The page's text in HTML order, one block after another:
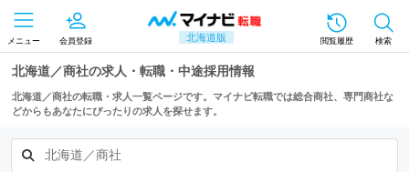
北海道版
メニュー 会員登録 閲覧履歴 検索
北海道／商社の求人・転職・中途採用情報
北海道／商社の転職・求人一覧ページです。マイナビ転職では総合商社、専門商社な
どからもあなたにぴったりの求人を探せます。
北海道／商社